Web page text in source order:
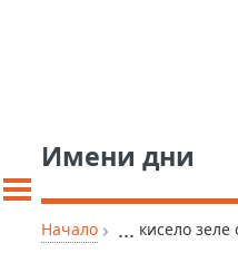
Имени дни
Начало › ... кисело